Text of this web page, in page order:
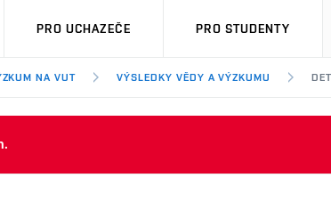
PRO UCHAZEČE PRO STUDENTY
NA VUT VÝSLEDKY VĚDY A VÝZKUMU